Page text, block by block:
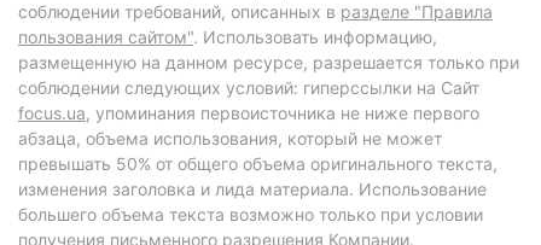
соблюдении требований, описанных в разделе "Правила
пользования сайтом". Использовать информацию,
размещенную на данном ресурсе, разрешается только при
соблюдении следующих условий: гиперссылки на Сайт
focus.ua, упоминания первоисточника не ниже первого
абзаца, объема использования, который не может
превышать 50% от общего объема оригинального текста,
изменения заголовка и лида материала. Использование
большего объема текста возможно только при условии
получения письменного разрешения Компании.